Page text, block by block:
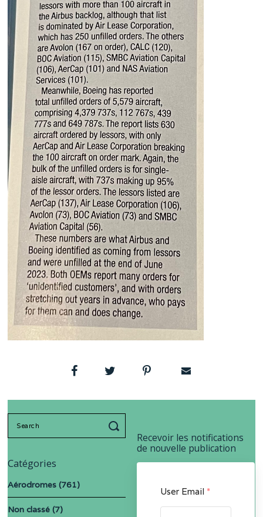
Recevoir les notifications
de nouvelle publication
User Email *
Catégories
Aérodromes (761)
Non classé (7)